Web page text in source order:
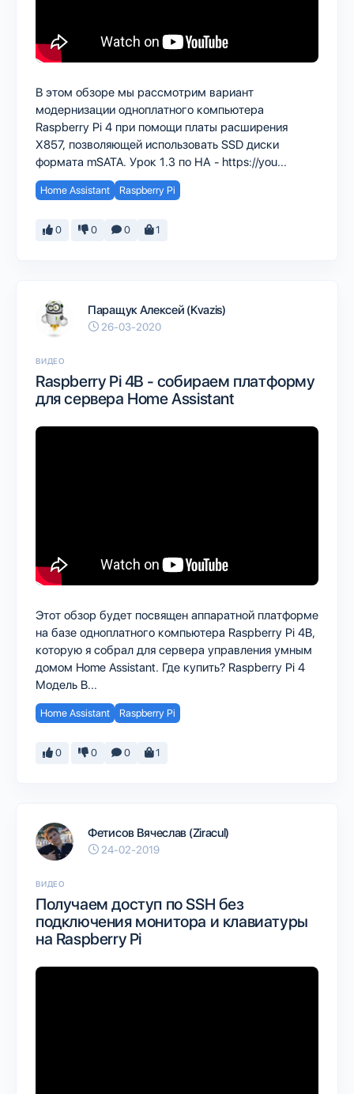
В этом обзоре мы рассмотрим вариант
модернизации одноплатного компьютера
Raspberry Pi 4 при помощи платы расширения
X857, позволяющей использовать SSD диски
формата mSATA. Урок 1.3 по НА - https://you...
Home Assistant Raspberry Pi
0 0 0 1
Паращук Алексей (Kvazis)
26-03-2020
ВИДЕО
Raspberry Pi 4B - собираем платформу
для сервера Home Assistant
Этот обзор будет посвящен аппаратной платформе
на базе одноплатного компьютера Raspberry Pi 4B,
которую я собрал для сервера управления умным
домом Home Assistant. Где купить? Raspberry Pi 4
Модель B...
Home Assistant Raspberry Pi
0 0 0 1
Фетисов Вячеслав (Ziracul)
24-02-2019
ВИДЕО
Получаем доступ по SSH без
подключения монитора и клавиатуры
на Raspberry Pi